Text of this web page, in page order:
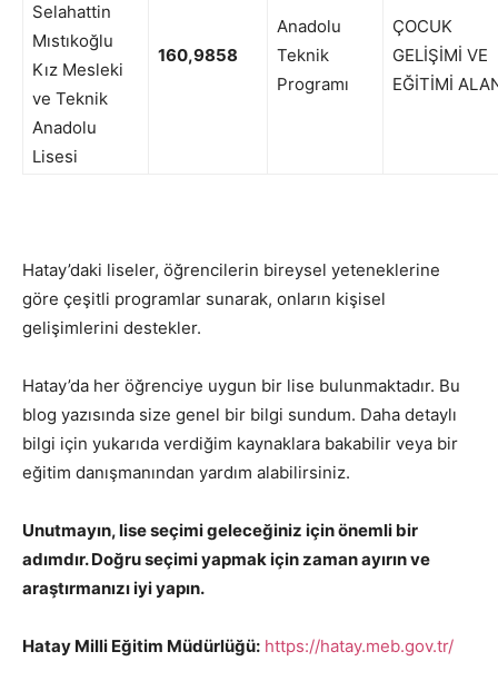
Selahattin
Mıstıkoğlu
Kız Mesleki
ve Teknik
Anadolu
Lisesi
160,9858
Anadolu
Teknik
Programı
ÇOCUK
GELİŞİMİ VE
EĞİTİMİ
Hatay’daki liseler, öğrencilerin bireysel yeteneklerine
göre çeşitli programlar sunarak, onların kişisel
gelişimlerini destekler.
Hatay’da her öğrenciye uygun bir lise bulunmaktadır. Bu
blog yazısında size genel bir bilgi sundum. Daha detaylı
bilgi için yukarıda verdiğim kaynaklara bakabilir veya bir
eğitim danışmanından yardım alabilirsiniz.
Unutmayın, lise seçimi geleceğiniz için önemli bir
adımdır. Doğru seçimi yapmak için zaman ayırın ve
araştırmanızı iyi yapın.
Hatay Milli Eğitim Müdürlüğü: https://hatay.meb.gov.tr/